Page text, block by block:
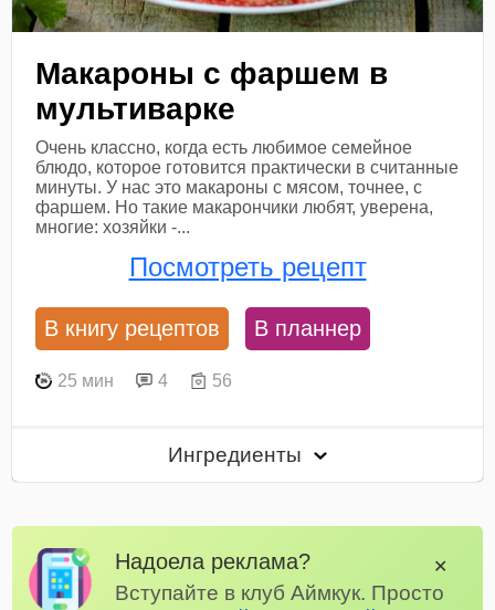
Макароны с фаршем в
мультиварке
Очень классно, когда есть любимое семейное
блюдо, которое готовится практически в считанные
минуты. У нас это макароны с мясом, точнее, с
фаршем. Но такие макарончики любят, уверена,
многие: хозяйки -...
Посмотреть рецепт
В книгу рецептов В планнер
25 мин 4 56
Ингредиенты
Надоела реклама?
Вступайте в клуб Аймкук. Просто
✕